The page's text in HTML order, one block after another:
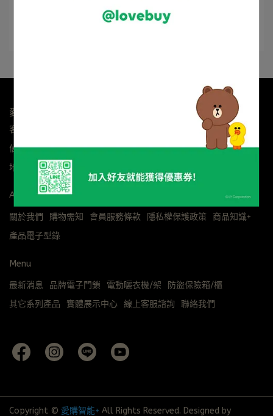
上有招財的加分效果，市面上琳瑯⋯
愛購資訊科技有限公司 統編24239572
客服專線：0800-364-555(限市話)
信箱：lovebuy@kimo.com
地址：桃園市八德區豐田路302號
About us
關於我們 購物需知 會員服務條款 隱私權保護政策
商品知識+
產品電子型錄
Menu
最新消息 品牌電子門鎖 電動曬衣機/架
防盜保險箱/櫃
其它系列產品
實體展示中心 線上客服諮詢 聯絡我們
Copyright © 愛購智能+ All Rights Reserved. Designed by